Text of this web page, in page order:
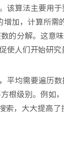
该算法主要用
加，计算所需
的分解。这意
人们开始研究
平均需要遍历
根级别。例如
索，大大提高